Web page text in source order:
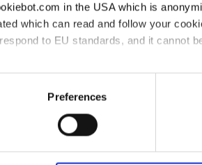
in the USA which is
which can read and follow your
to EU standards, and it cannot
and the use of your personal data
Preferences
interessieren